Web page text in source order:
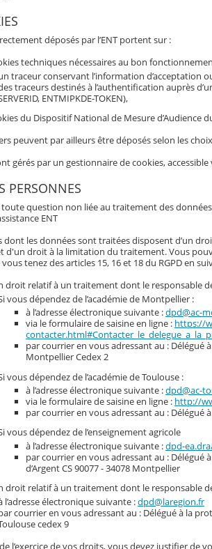
déposés par l’ENT portent sur :
techniques nécessaires au bon
traceur conservant l’information d’acceptation
traceurs destinés à l’authentification auprès
ENTMIPKDE-TOKEN),
du Dispositif National de Mesure d’Audience
peuvent par ailleurs être déposés selon les
gérés par un gestionnaire de cookies,
PERSONNES
question non liée au traitement des données
ENT
dont les données sont traitées disposent d’un
d'un droit à la limitation du traitement. Vous
tenez des articles 15, 16 et 18 du RGPD en
droit relatif à un traitement dont le responsable
vous dépendez de l’académie de Montpellier :
à l’adresse électronique suivante :dpd@ac-
via le formulaire de saisine en ligne : https://
par courrier en vous adressant au : Délégué
Montpellier Cedex 2
vous dépendez de l’académie de Toulouse :
à l’adresse électronique suivante :dpd@ac-
via le formulaire de saisine en ligne : http://
par courrier en vous adressant au : Délégué
vous dépendez de l’enseignement agricole
à l’adresse électronique suivante :dpd-
par courrier en vous adressant au : Délégué
d’Argent CS 90077 - 34078 Montpellier
droit relatif à un traitement dont le responsable
l’adresse électronique suivante :dpd@laregion.fr
courrier en vous adressant au : Délégué à la
cedex 9
l’exercice de vos droits, vous devez justifier